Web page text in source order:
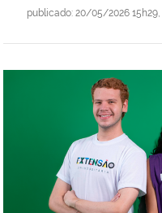
publicado: 20/05/2026 15h29